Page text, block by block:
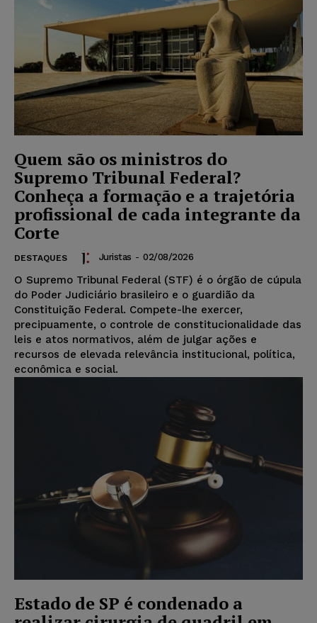
Quem são os ministros do
Supremo Tribunal Federal?
Conheça a formação e a trajetória
profissional de cada integrante da
Corte
DESTAQUES Juristas - 02/08/2026
O Supremo Tribunal Federal (STF) é o órgão de cúpula
do Poder Judiciário brasileiro e o guardião da
Constituição Federal. Compete-lhe exercer,
precipuamente, o controle de constitucionalidade das
leis e atos normativos, além de julgar ações e
recursos de elevada relevância institucional, política,
econômica e social.
Estado de SP é condenado a